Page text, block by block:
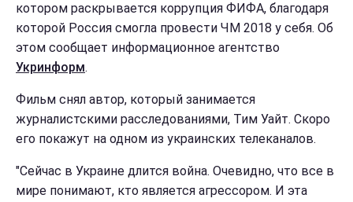
котором раскрывается коррупция ФИФА, благодаря
которой Россия смогла провести ЧМ 2018 у себя. Об
этом сообщает информационное агентство
Укринформ.
Фильм снял автор, который занимается
журналистскими расследованиями, Тим Уайт. Скоро
его покажут на одном из украинских телеканалов.
"Сейчас в Украине длится война. Очевидно, что все в
мире понимают, кто является агрессором. И эта